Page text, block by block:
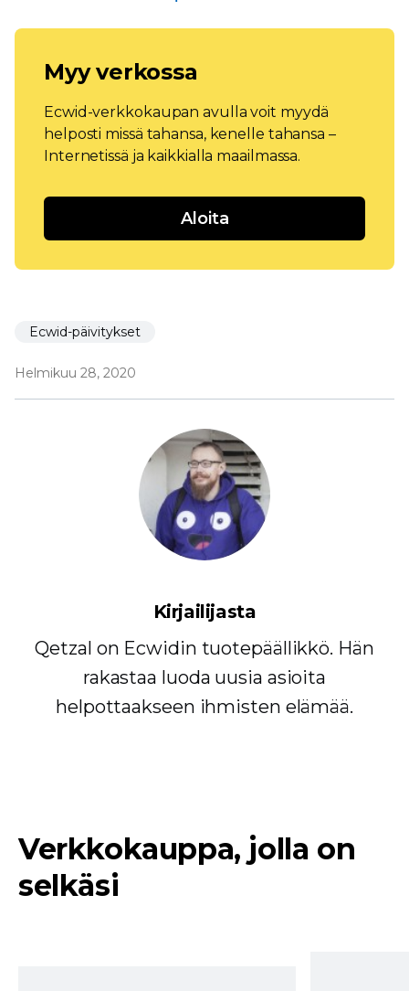
Myy verkossa
Ecwid-verkkokaupan avulla voit myydä
helposti missä tahansa, kenelle tahansa –
Internetissä ja kaikkialla maailmassa.
Aloita
Ecwid-päivitykset
Helmikuu 28, 2020
Kirjailijasta
Qetzal on Ecwidin tuotepäällikkö. Hän
rakastaa luoda uusia asioita
helpottaakseen ihmisten elämää.
Verkkokauppa, jolla on
selkäsi